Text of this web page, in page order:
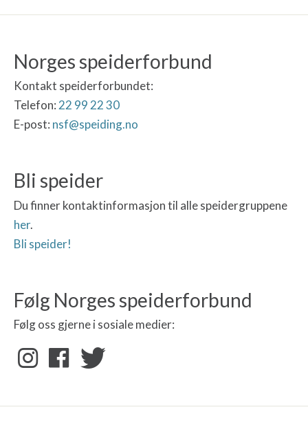
Norges speiderforbund
Kontakt speiderforbundet:
Telefon: 22 99 22 30
E-post: nsf@speiding.no
Bli speider
Du finner kontaktinformasjon til alle speidergruppene
her.
Bli speider!
Følg Norges speiderforbund
Følg oss gjerne i sosiale medier: